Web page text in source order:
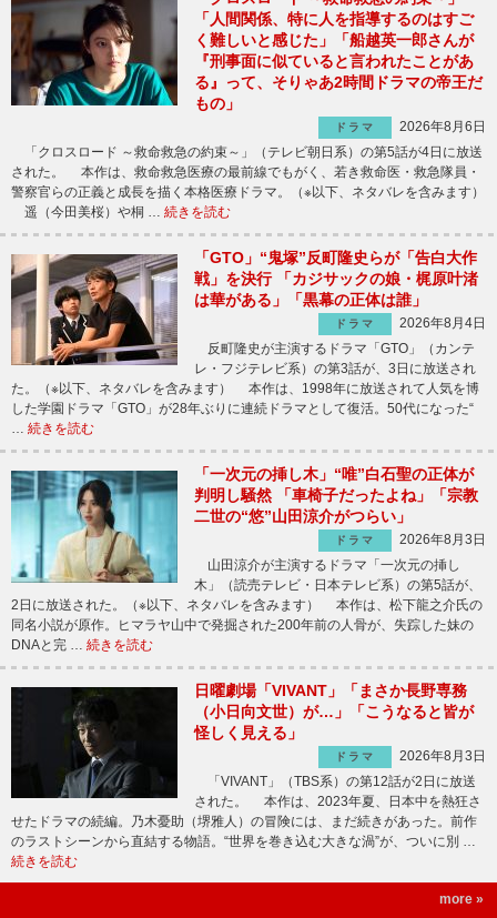
「人間関係、特に人を指導するのはすご
く難しいと感じた」「船越英一郎さんが
『刑事面に似ていると言われたことがあ
る』って、そりゃあ2時間ドラマの帝王だ
もの」
ドラマ
2026年8月6日
「クロスロード ～救命救急の約束～」（テレビ朝日系）の第5話が4日に放送
された。 本作は、救命救急医療の最前線でもがく、若き救命医・救急隊員・
警察官らの正義と成長を描く本格医療ドラマ。（※以下、ネタバレを含みます）
遥（今田美桜）や桐 … 続きを読む
「GTO」“鬼塚”反町隆史らが「告白大作
戦」を決行 「カジサックの娘・梶原叶渚
は華がある」「黒幕の正体は誰」
ドラマ
2026年8月4日
反町隆史が主演するドラマ「GTO」（カンテ
レ・フジテレビ系）の第3話が、3日に放送され
た。（※以下、ネタバレを含みます） 本作は、1998年に放送されて人気を博
した学園ドラマ「GTO」が28年ぶりに連続ドラマとして復活。50代になった“
… 続きを読む
「一次元の挿し木」“唯”白石聖の正体が
判明し騒然 「車椅子だったよね」「宗教
二世の“悠”山田涼介がつらい」
ドラマ
2026年8月3日
山田涼介が主演するドラマ「一次元の挿し
木」（読売テレビ・日本テレビ系）の第5話が、
2日に放送された。（※以下、ネタバレを含みます） 本作は、松下龍之介氏の
同名小説が原作。ヒマラヤ山中で発掘された200年前の人骨が、失踪した妹の
DNAと完 … 続きを読む
日曜劇場「VIVANT」「まさか長野専務
（小日向文世）が…」「こうなると皆が
怪しく見える」
ドラマ
2026年8月3日
「VIVANT」（TBS系）の第12話が2日に放送
された。 本作は、2023年夏、日本中を熱狂さ
せたドラマの続編。乃木憂助（堺雅人）の冒険には、まだ続きがあった。前作
のラストシーンから直結する物語。“世界を巻き込む大きな渦”が、ついに別 …
続きを読む
more »